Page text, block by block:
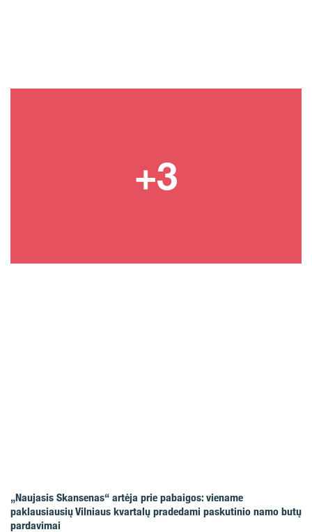
„Naujasis Skansenas“ artėja prie pabaigos: viename
paklausiausių Vilniaus kvartalų pradedami paskutinio namo butų
pardavimai